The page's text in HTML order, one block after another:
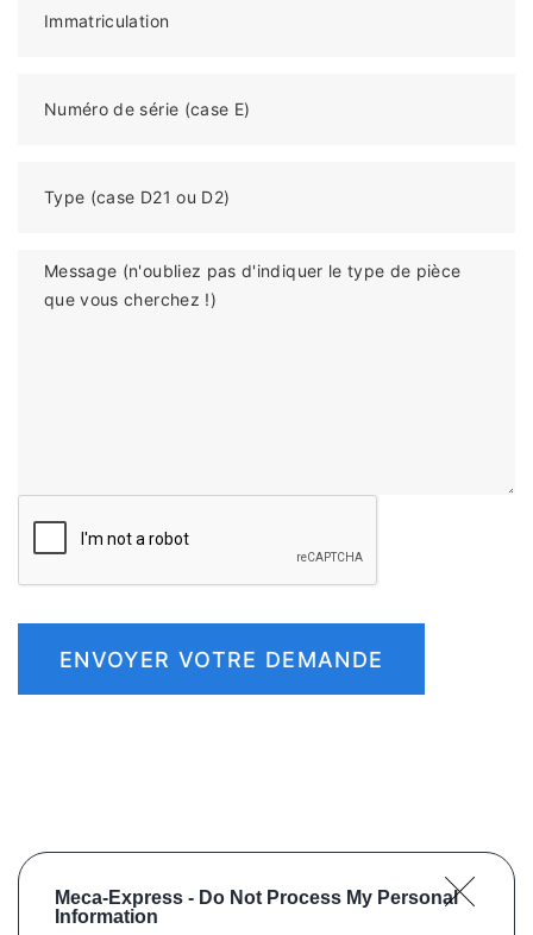
Meca-Express - Do Not Process My Personal
Information
Immatriculation
Numéro de série (case E)
Type (case D21 ou D2)
Message (n'oubliez pas d'indiquer le type de pièce
que vous cherchez !)
ENVOYER VOTRE DEMANDE